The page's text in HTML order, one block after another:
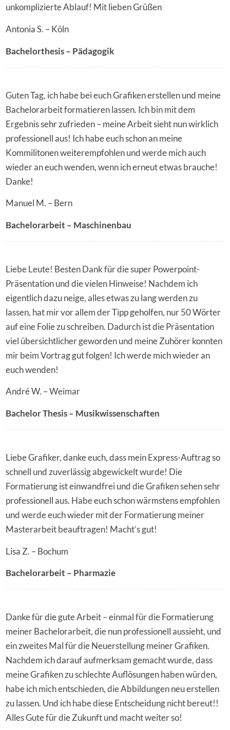
unkomplizierte Ablauf! Mit lieben Grüßen
Antonia S. – Köln
Bachelorthesis – Pädagogik
Guten Tag, ich habe bei euch Grafiken erstellen und meine
Bachelorarbeit formatieren lassen. Ich bin mit dem
Ergebnis sehr zufrieden – meine Arbeit sieht nun wirklich
professionell aus! Ich habe euch schon an meine
Kommilitonen weiterempfohlen und werde mich auch
wieder an euch wenden, wenn ich erneut etwas brauche!
Danke!
Manuel M. – Bern
Bachelorarbeit – Maschinenbau
Liebe Leute! Besten Dank für die super Powerpoint-
Präsentation und die vielen Hinweise! Nachdem ich
eigentlich dazu neige, alles etwas zu lang werden zu
lassen, hat mir vor allem der Tipp geholfen, nur 50 Wörter
auf eine Folie zu schreiben. Dadurch ist die Präsentation
viel übersichtlicher geworden und meine Zuhörer konnten
mir beim Vortrag gut folgen! Ich werde mich wieder an
euch wenden!
André W. – Weimar
Bachelor Thesis – Musikwissenschaften
Liebe Grafiker, danke euch, dass mein Express-Auftrag so
schnell und zuverlässig abgewickelt wurde! Die
Formatierung ist einwandfrei und die Grafiken sehen sehr
professionell aus. Habe euch schon wärmstens empfohlen
und werde euch wieder mit der Formatierung meiner
Masterarbeit beauftragen! Macht’s gut!
Lisa Z. – Bochum
Bachelorarbeit – Pharmazie
Danke für die gute Arbeit – einmal für die Formatierung
meiner Bachelorarbeit, die nun professionell aussieht, und
ein zweites Mal für die Neuerstellung meiner Grafiken.
Nachdem ich darauf aufmerksam gemacht wurde, dass
meine Grafiken zu schlechte Auflösungen haben würden,
habe ich mich entschieden, die Abbildungen neu erstellen
zu lassen. Und ich habe diese Entscheidung nicht bereut!!
Alles Gute für die Zukunft und macht weiter so!